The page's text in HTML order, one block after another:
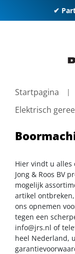
✔
Startpagina
Elektrisch
Hier vindt u alles
Jong & Roos BV
mogelijk
artikel
ons opnemen
tegen een
info@jrs.nl of
heel Nederland,